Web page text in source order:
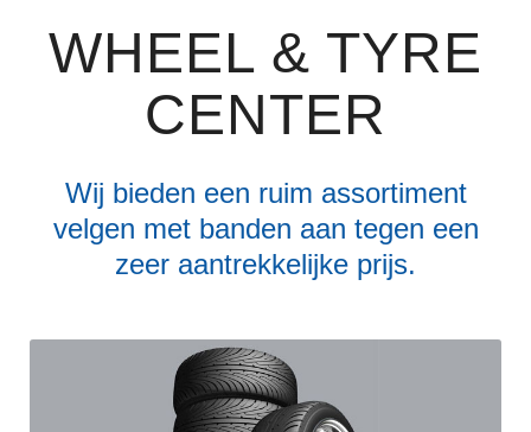
WHEEL & TYRE
CENTER
Wij bieden een ruim assortiment
velgen met banden aan tegen een
zeer aantrekkelijke prijs.